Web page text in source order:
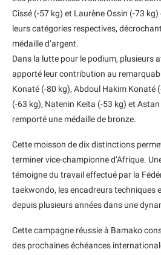
Cissé (-57 kg) et Laurène Ossin (-73
leurs catégories respectives,
médaille d’argent.
Dans la lutte pour le podium, plusieurs
apporté leur contribution au
Konaté (-80 kg), Abdoul Hakim Konaté
(-63 kg), Natenin Keita (-53 kg) et
remporté une médaille de bronze.
Cette moisson de dix distinctions
terminer vice-championne d’Afrique.
témoigne du travail effectué par la
taekwondo, les encadreurs techniques
depuis plusieurs années dans une
Cette campagne réussie à Bamako
des prochaines échéances